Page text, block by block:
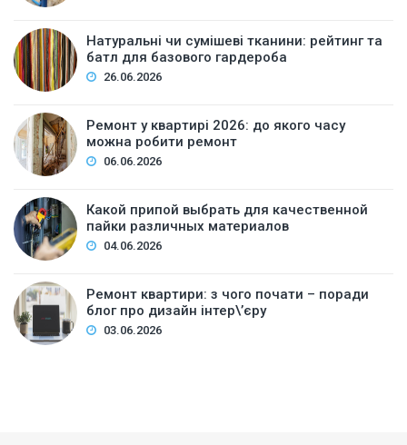
Натуральні чи сумішеві тканини: рейтинг та
батл для базового гардероба
26.06.2026
Ремонт у квартирі 2026: до якого часу
можна робити ремонт
06.06.2026
Какой припой выбрать для качественной
пайки различных материалов
04.06.2026
Ремонт квартири: з чого почати – поради
блог про дизайн інтер\’єру
03.06.2026